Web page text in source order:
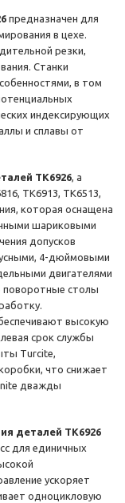
предназначен для
в цехе.
резки,
Станки
в том
индексирующих
и сплавы от
TK6926, а
TK6913, TK6513,
которая оснащена
шариковыми
допусков
4-дюймовыми
двигателями
поворотные столы
высокую
срок службы
Turcite,
что снижает
дважды
деталей TK6926
для единичных
ускоряет
одноцикловую